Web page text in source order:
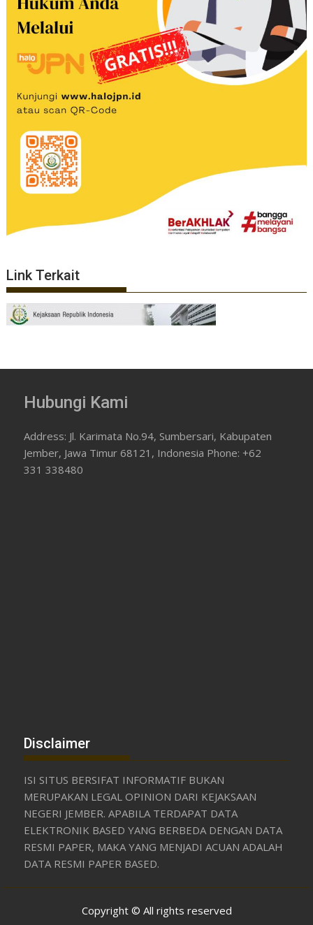
Link Terkait
Hubungi Kami
Address: Jl. Karimata No.94, Sumbersari, Kabupaten
Jember, Jawa Timur 68121, Indonesia Phone: +62
331 338480
Disclaimer
ISI SITUS BERSIFAT INFORMATIF BUKAN
MERUPAKAN LEGAL OPINION DARI KEJAKSAAN
NEGERI JEMBER. APABILA TERDAPAT DATA
ELEKTRONIK BASED YANG BERBEDA DENGAN DATA
RESMI PAPER, MAKA YANG MENJADI ACUAN ADALAH
DATA RESMI PAPER BASED.
Copyright © All rights reserved